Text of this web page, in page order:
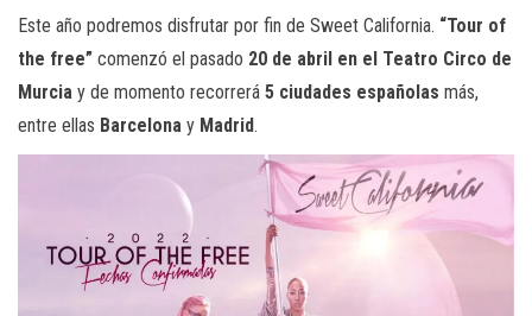
Este año podremos disfrutar por fin de Sweet California. “Tour of
the free” comenzó el pasado 20 de abril en el Teatro Circo de
Murcia y de momento recorrerá 5 ciudades españolas más,
entre ellas Barcelona y Madrid.